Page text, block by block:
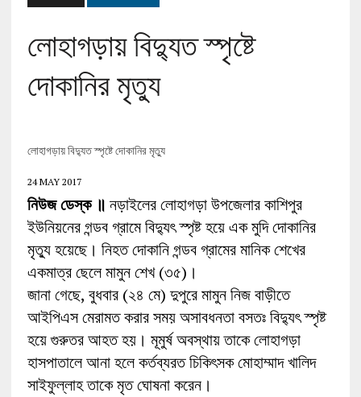
লোহাগড়ায় বিদ্যুত স্পৃষ্টে
দোকানির মৃত্যু
লোহাগড়ায় বিদ্যুত স্পৃষ্টে দোকানির মৃত্যু
24 MAY 2017
নিউজ ডেস্ক ॥ নড়াইলের লোহাগড়া উপজেলার কাশিপুর
ইউনিয়নের গন্ডব গ্রামে বিদ্যুৎ স্পৃষ্ট হয়ে এক মুদি দোকানির
মৃত্যু হয়েছে। নিহত দোকানি গন্ডব গ্রামের মানিক শেখের
একমাত্র ছেলে মামুন শেখ (৩৫)।
জানা গেছে, বুধবার (২৪ মে) দুপুরে মামুন নিজ বাড়ীতে
আইপিএস মেরামত করার সময় অসাবধনতা বসতঃ বিদ্যুৎ স্পৃষ্ট
হয়ে গুরুতর আহত হয়। মূমুর্ষ অবস্থায় তাকে লোহাগড়া
হাসপাতালে আনা হলে কর্তব্যরত চিকিৎসক মোহাম্মাদ খালিদ
সাইফুল্লাহ তাকে মৃত ঘোষনা করেন।